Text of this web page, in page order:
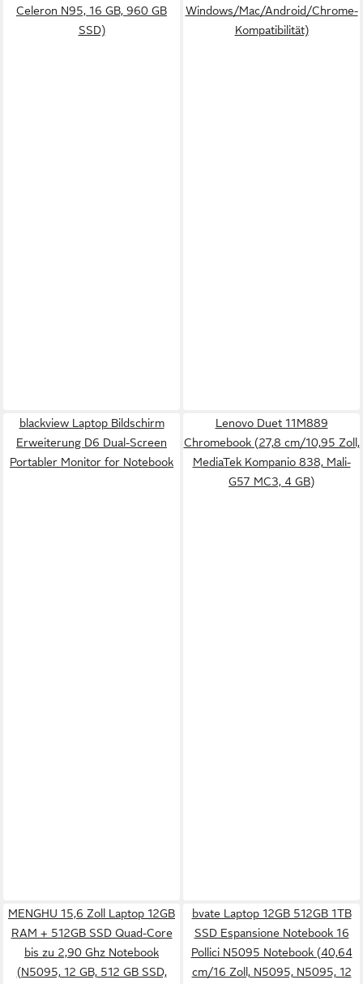
Celeron N95, 16 GB, 960 GB
SSD)
Windows/Mac/Android/Chrome-
Kompatibilität)
blackview Laptop Bildschirm
Erweiterung D6 Dual-Screen
Portabler Monitor for Notebook
Lenovo Duet 11M889
Chromebook (27,8 cm/10,95 Zoll,
MediaTek Kompanio 838, Mali-
G57 MC3, 4 GB)
MENGHU 15,6 Zoll Laptop 12GB
RAM + 512GB SSD Quad-Core
bis zu 2,90 Ghz Notebook
(N5095, 12 GB, 512 GB SSD,
bvate Laptop 12GB 512GB 1TB
SSD Espansione Notebook 16
Pollici N5095 Notebook (40,64
cm/16 Zoll, N5095, N5095, 12